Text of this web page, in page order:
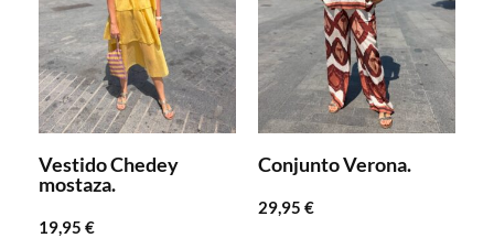
Vestido Chedey
mostaza.
19,95 €
Conjunto Verona.
29,95 €